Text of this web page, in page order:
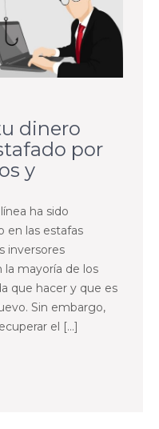
dinero
por
y
ha sido
en las estafas
inversores
la mayoría de los
que hacer y que es
Sin embargo,
el […]